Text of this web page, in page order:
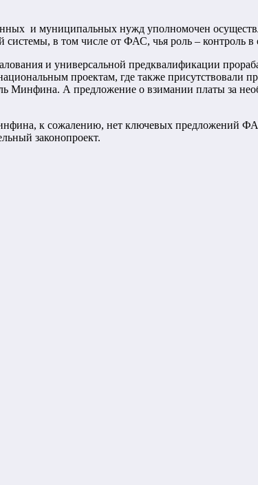
и муниципальных нужд уполномочен
в том числе от ФАС, чья роль – контроль в
и универсальной предквалификации
проектам, где также присутствовали
Минфина. А предложение о взимании платы за
к сожалению, нет ключевых предложений
законопроект.